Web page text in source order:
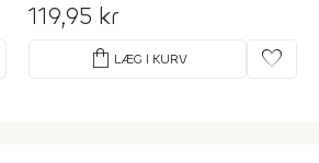
119,95 kr
shopping_bag LÆG I KURV favorite